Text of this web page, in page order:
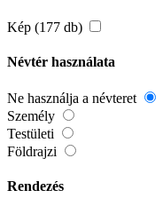
Kép (177 db)
Névtér használata
Ne használja a névteret
Személy
Testületi
Földrajzi
Rendezés